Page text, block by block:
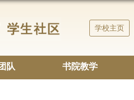
学校主页
队 书院教学